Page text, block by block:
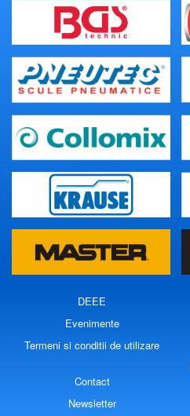
DEEE
Evenimente
Termeni si conditii de utilizare
Contact
Newsletter